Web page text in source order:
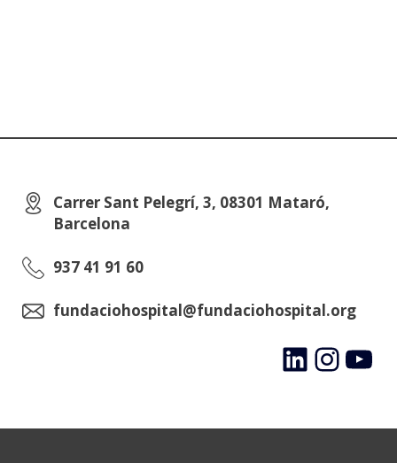
Carrer Sant Pelegrí, 3, 08301 Mataró,
Barcelona
937 41 91 60
fundaciohospital@fundaciohospital.org
LinkedInInstagram
YouTube